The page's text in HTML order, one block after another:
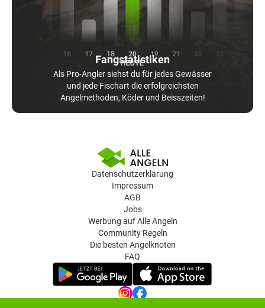
Fangstatistiken
Als Pro-Angler siehst du für jedes Gewässer
und jede Fischart die erfolgreichsten
Angelmethoden, Köder und Beisszeiten!
Datenschutzerklärung
Impressum
AGB
Jobs
Werbung auf Alle Angeln
Community Regeln
Die besten Angelknoten
FAQ